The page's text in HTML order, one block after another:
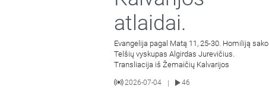
atlaidai.
Evangelija pagal Matą 11, 25-30. Homiliją sako
Telšių vyskupas Algirdas Jurevičius.
Transliacija iš Žemaičių Kalvarijos
2026-07-04 |
46